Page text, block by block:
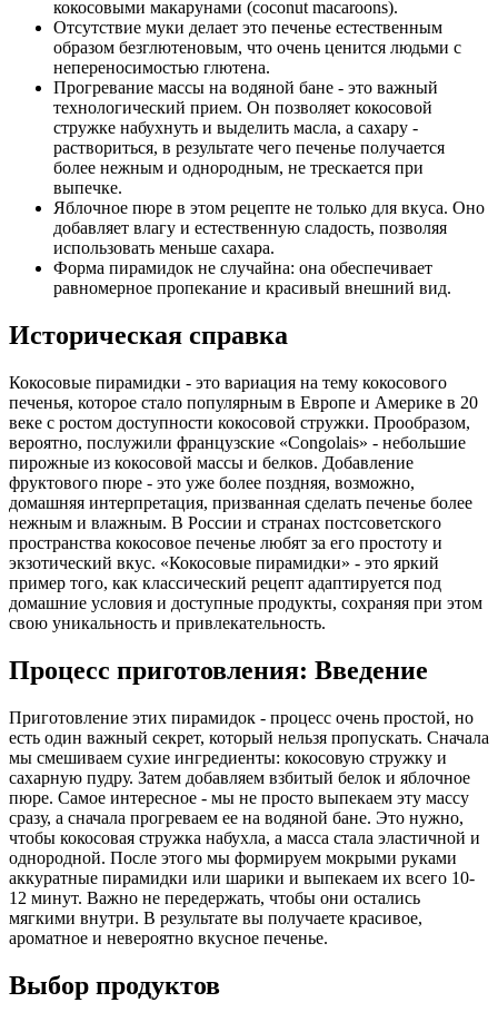
кокосовыми макарунами (coconut macaroons).
Отсутствие муки делает это печенье естественным
образом безглютеновым, что очень ценится людьми с
непереносимостью глютена.
Прогревание массы на водяной бане - это важный
технологический прием. Он позволяет кокосовой
стружке набухнуть и выделить масла, а сахару -
раствориться, в результате чего печенье получается
более нежным и однородным, не трескается при
выпечке.
Яблочное пюре в этом рецепте не только для вкуса. Оно
добавляет влагу и естественную сладость, позволяя
использовать меньше сахара.
Форма пирамидок не случайна: она обеспечивает
равномерное пропекание и красивый внешний вид.
Историческая справка
Кокосовые пирамидки - это вариация на тему кокосового
печенья, которое стало популярным в Европе и Америке в 20
веке с ростом доступности кокосовой стружки. Прообразом,
вероятно, послужили французские «Congolais» - небольшие
пирожные из кокосовой массы и белков. Добавление
фруктового пюре - это уже более поздняя, возможно,
домашняя интерпретация, призванная сделать печенье более
нежным и влажным. В России и странах постсоветского
пространства кокосовое печенье любят за его простоту и
экзотический вкус. «Кокосовые пирамидки» - это яркий
пример того, как классический рецепт адаптируется под
домашние условия и доступные продукты, сохраняя при этом
свою уникальность и привлекательность.
Процесс приготовления: Введение
Приготовление этих пирамидок - процесс очень простой, но
есть один важный секрет, который нельзя пропускать. Сначала
мы смешиваем сухие ингредиенты: кокосовую стружку и
сахарную пудру. Затем добавляем взбитый белок и яблочное
пюре. Самое интересное - мы не просто выпекаем эту массу
сразу, а сначала прогреваем ее на водяной бане. Это нужно,
чтобы кокосовая стружка набухла, а масса стала эластичной и
однородной. После этого мы формируем мокрыми руками
аккуратные пирамидки или шарики и выпекаем их всего 10-
12 минут. Важно не передержать, чтобы они остались
мягкими внутри. В результате вы получаете красивое,
ароматное и невероятно вкусное печенье.
Выбор продуктов